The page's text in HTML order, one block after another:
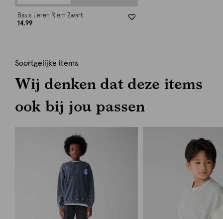
Basis Leren Riem Zwart
14.99
Soortgelijke items
Wij denken dat deze items
ook bij jou passen